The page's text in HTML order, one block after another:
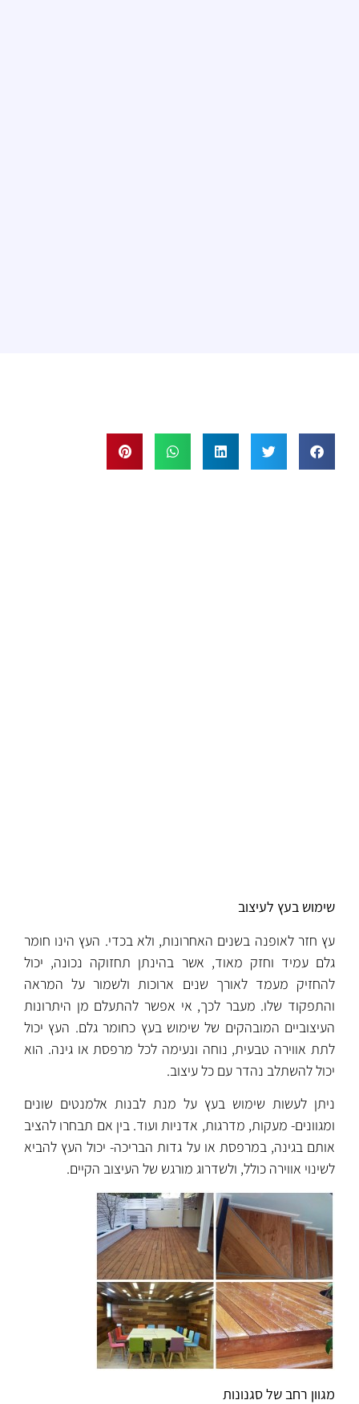
שימוש בעץ לעיצוב
עץ חזר לאופנה בשנים האחרונות, ולא בכדי. העץ הינו חומר
גלם עמיד וחזק מאוד, אשר בהינתן תחזוקה נכונה, יכול
להחזיק מעמד לאורך שנים ארוכות ולשמור על המראה
והתפקוד שלו. מעבר לכך, אי אפשר להתעלם מן היתרונות
העיצוביים המובהקים של שימוש בעץ כחומר גלם. העץ יכול
לתת אווירה טבעית, נוחה ונעימה לכל מרפסת או גינה. הוא
יכול להשתלב נהדר עם כל עיצוב.
ניתן לעשות שימוש בעץ על מנת לבנות אלמנטים שונים
ומגוונים- מעקות, מדרגות, אדניות ועוד. בין אם תבחרו להציב
אותם בגינה, במרפסת או על גדות הבריכה- יכול העץ להביא
לשינוי אווירה כולל, ולשדרוג מורגש של העיצוב הקיים.
מגוון רחב של סגנונות